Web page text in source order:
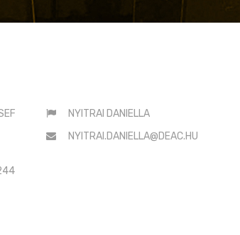
NYITRAI DANIELLA
NYITRAI.DANIELLA@DEAC.HU